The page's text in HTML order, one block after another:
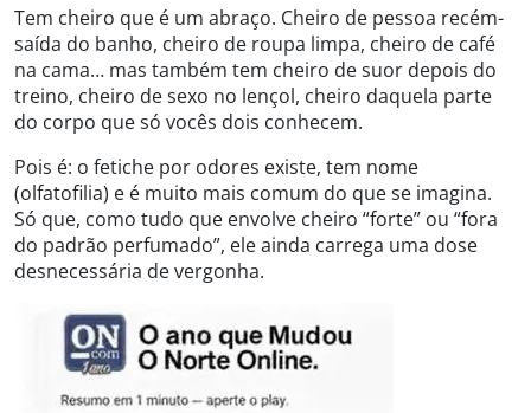
Tem cheiro que é um abraço. Cheiro de pessoa recém-
saída do banho, cheiro de roupa limpa, cheiro de café
na cama… mas também tem cheiro de suor depois do
treino, cheiro de sexo no lençol, cheiro daquela parte
do corpo que só vocês dois conhecem.
Pois é: o fetiche por odores existe, tem nome
(olfatofilia) e é muito mais comum do que se imagina.
Só que, como tudo que envolve cheiro “forte” ou “fora
do padrão perfumado”, ele ainda carrega uma dose
desnecessária de vergonha.